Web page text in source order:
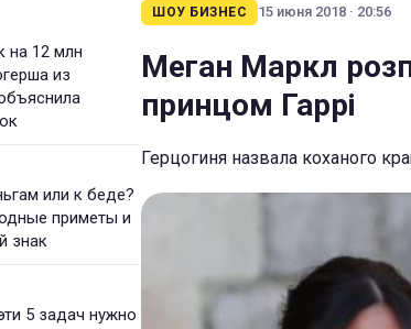
на 12 млн
из
или к беде?
приметы и
знак
5 задач нужно
ШОУ БИЗНЕС 15 июня 2018 · 20:56
Меган Маркл
принцом Гаррі
Герцогиня назвала коханого